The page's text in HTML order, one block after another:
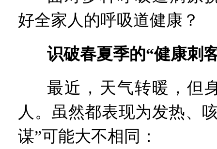
好全家人的呼吸道健康？
识破春夏季的“健康刺
最近，天气转暖，但
人。虽然都表现为发热、
谋”可能大不相同：